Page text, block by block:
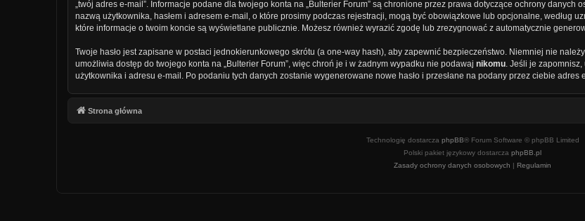
„twój adres e-mail”. Informacje podane dla twojego konta na „Bulterier Forum” są chronione przez prawa dotyczące ochrony
nazwą użytkownika, hasłem i adresem e-mail, o które prosimy podczas rejestracji, mogą być obowiązkowe lub opcjonalne, według
które informacje o twoim koncie są wyświetlane publicznie. Możesz również wyrazić zgodę lub zrezygnować z automatycznie
Twoje hasło jest zapisane w postaci jednokierunkowego skrótu (a one-way hash), aby zapewnić bezpieczeństwo. Niemniej nie
umożliwia dostęp do twojego konta na „Bulterier Forum”, więc chroń je i w żadnym wypadku nie podawaj nikomu. Jeśli je zapomnisz,
użytkownika i adresu e-mail. Po podaniu tych danych zostanie wygenerowane nowe hasło i przesłane na podany przez ciebie
Strona główna
Technologię dostarcza phpBB® Forum Software © phpBB Limited
Polski pakiet językowy dostarcza phpBB.pl
Zasady ochrony danych osobowych | Regulamin